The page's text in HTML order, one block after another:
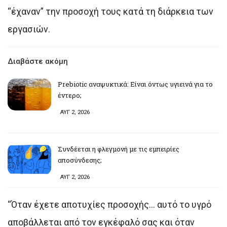
“έχαναν” την προσοχή τους κατά τη διάρκεια των
εργασιών.
Διαβάστε ακόμη
Prebiotic αναψυκτικά: Είναι όντως υγιεινά για το
έντερο;
ΑΥΓ 2, 2026
Συνδέεται η φλεγμονή με τις εμπειρίες
αποσύνδεσης;
ΑΥΓ 2, 2026
“Όταν έχετε αποτυχίες προσοχής… αυτό το υγρό
αποβάλλεται από τον εγκέφαλό σας και όταν